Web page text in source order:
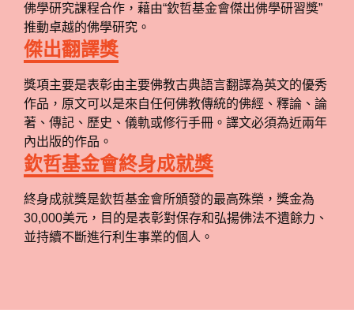
佛學研究課程合作，藉由“欽哲基金會傑出佛學研習獎”
推動卓越的佛學研究。
傑出翻譯獎
獎項主要是表彰由主要佛教古典語言翻譯為英文的優秀
作品，原文可以是來自任何佛教傳統的佛經、釋論、論
著、傳記、歷史、儀軌或修行手冊。譯文必須為近兩年
內出版的作品。
欽哲基金會終身成就獎
終身成就獎是欽哲基金會所頒發的最高殊榮，獎金為
30,000美元，目的是表彰對保存和弘揚佛法不遺餘力、
並持續不斷進行利生事業的個人。